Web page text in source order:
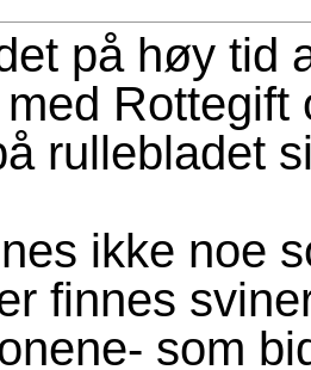
på høy tid
Rottegift
rullebladet
ikke noe
finnes
som